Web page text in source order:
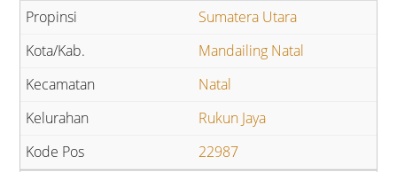
Sumatera Utara
Mandailing Natal
Natal
Rukun Jaya
22987